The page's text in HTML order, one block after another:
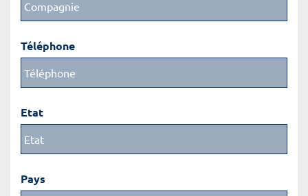
Téléphone
Etat
Pays